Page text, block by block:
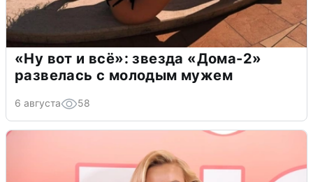
«Ну вот и всё»: звезда «Дома-2»
развелась с молодым мужем
6 августа 58